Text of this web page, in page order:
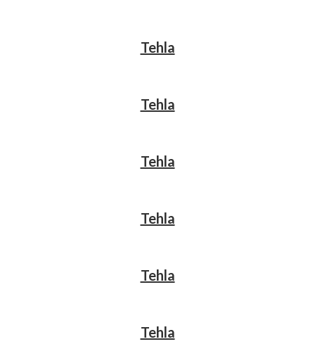
Tehla
Tehla
Tehla
Tehla
Tehla
Tehla